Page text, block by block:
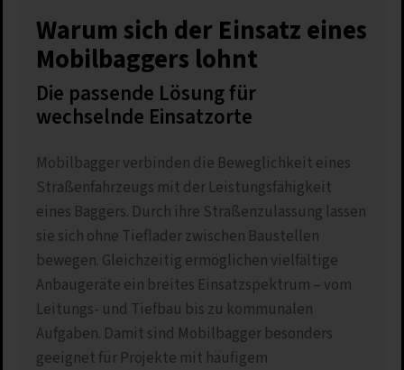
Warum sich der Einsatz eines
Mobilbaggers lohnt
Die passende Lösung für
wechselnde Einsatzorte
Mobilbagger verbinden die Beweglichkeit eines
Straßenfahrzeugs mit der Leistungsfähigkeit
eines Baggers. Durch ihre Straßenzulassung lassen
sie sich ohne Tieflader zwischen Baustellen
bewegen. Gleichzeitig ermöglichen vielfältige
Anbaugeräte ein breites Einsatzspektrum – vom
Leitungs- und Tiefbau bis zu kommunalen
Aufgaben. Damit sind Mobilbagger besonders
geeignet für Projekte mit häufigem